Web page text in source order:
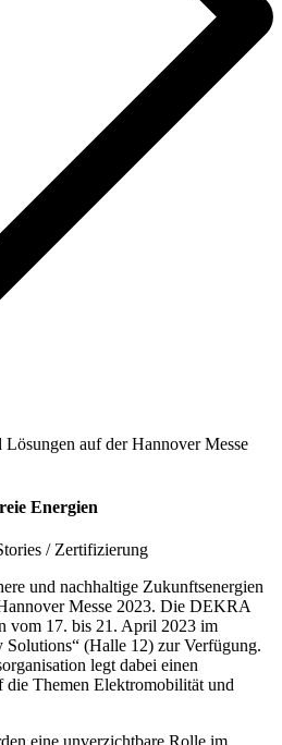
auf der Hannover Messe
Energien
/ Zertifizierung
und nachhaltige Zukunftsenergien
Messe 2023. Die DEKRA
vom 17. bis 21. April 2023 im
Solutions“ (Halle 12) zur Verfügung.
legt dabei einen
die Themen Elektromobilität und
eine unverzichtbare Rolle im